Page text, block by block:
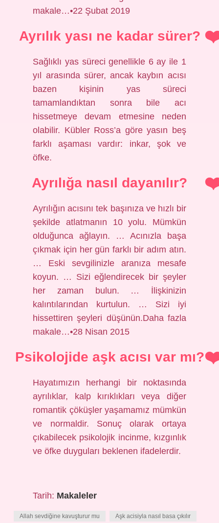
makale…•22 Şubat 2019
Ayrılık yası ne kadar sürer?
Sağlıklı yas süreci genellikle 6 ay ile 1
yıl arasında sürer, ancak kaybın acısı
bazen kişinin yas süreci
tamamlandıktan sonra bile acı
hissetmeye devam etmesine neden
olabilir. Kübler Ross’a göre yasın beş
farklı aşaması vardır: inkar, şok ve
öfke.
Ayrılığa nasıl dayanılır?
Ayrılığın acısını tek başınıza ve hızlı bir
şekilde atlatmanın 10 yolu. Mümkün
olduğunca ağlayın. … Acınızla başa
çıkmak için her gün farklı bir adım atın.
… Eski sevgilinizle aranıza mesafe
koyun. … Sizi eğlendirecek bir şeyler
her zaman bulun. … İlişkinizin
kalıntılarından kurtulun. … Sizi iyi
hissettiren şeyleri düşünün.Daha fazla
makale…•28 Nisan 2015
Psikolojide aşk acısı var mı?
Hayatımızın herhangi bir noktasında
ayrılıklar, kalp kırıklıkları veya diğer
romantik çöküşler yaşamamız mümkün
ve normaldir. Sonuç olarak ortaya
çıkabilecek psikolojik incinme, kızgınlık
ve öfke duyguları beklenen ifadelerdir.
Tarih: Makaleler
Allah sevdiğine kavuşturur mu Aşk acisiyla nasıl basa çıkılır